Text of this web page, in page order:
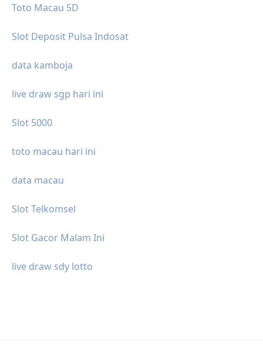
Toto Macau 5D
Slot Deposit Pulsa Indosat
data kamboja
live draw sgp hari ini
Slot 5000
toto macau hari ini
data macau
Slot Telkomsel
Slot Gacor Malam Ini
live draw sdy lotto